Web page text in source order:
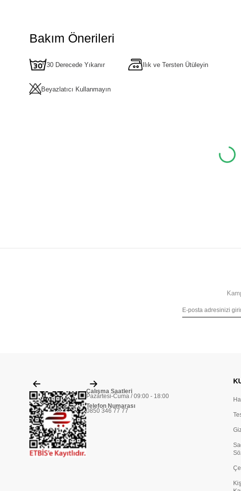
Bakım Önerileri
30 Derecede Yıkanır Ilık ve Tersten Ütüleyin
Beyazlatıcı Kullanmayın
Çalışma Saatleri
Pazartesi-Cuma / 09:00 - 18:00
Telefon Numarası
0850 346 77 77